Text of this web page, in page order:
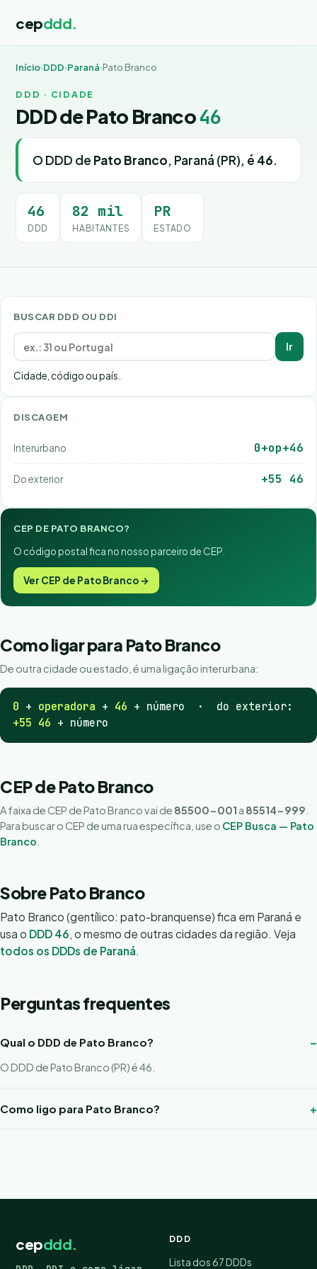
cepddd.
Início›DDD›Paraná›Pato Branco
DDD · CIDADE
DDD de Pato Branco46
O DDD de Pato Branco, Paraná (PR), é 46.
46
DDD
82 mil
HABITANTES
PR
ESTADO
BUSCAR DDD OU DDI
Ir
Cidade, código ou país.
DISCAGEM
Interurbano 0+op+46
Do exterior +55 46
CEP DE PATO BRANCO?
O código postal fica no nosso parceiro de CEP.
Ver CEP de Pato Branco →
Como ligar para Pato Branco
De outra cidade ou estado, é uma ligação interurbana:
0 + operadora + 46 + número · do exterior:
+55 46 + número
CEP de Pato Branco
A faixa de CEP de Pato Branco vai de 85500-001 a 85514-999
Para buscar o CEP de uma rua específica, use o CEP Busca — Pato
Branco
Sobre Pato Branco
Pato Branco (gentílico: pato-branquense) fica em Paraná e
usa o DDD 46, o mesmo de outras cidades da região. Veja
todos os DDDs de Paraná.
Perguntas frequentes
Qual o DDD de Pato Branco?
O DDD de Pato Branco (PR) é 46.
Como ligo para Pato Branco?
cepddd. DDD
Lista dos 67 DDDs